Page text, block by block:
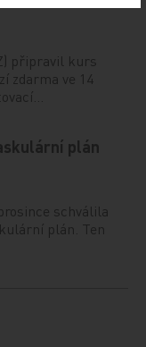
připravil kurs
zdarma ve 14
plán
schválila
plán. Ten